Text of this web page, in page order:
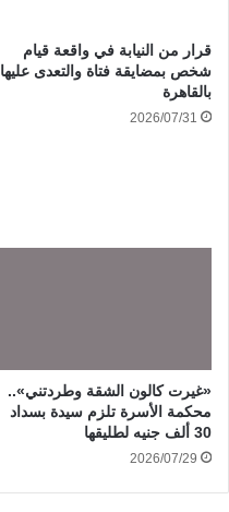
قرار من النيابة في واقعة قيام
شخص بمضايقة فتاة والتعدى عليها
بالقاهرة
2026/07/31
«غيرت كالون الشقة وطردتني»..
محكمة الأسرة تلزم سيدة بسداد
30 ألف جنيه لطليقها
2026/07/29